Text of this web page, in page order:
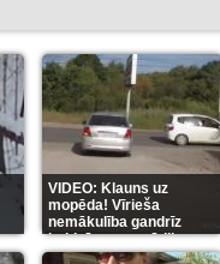
VIDEO: Klauns uz
mopēda! Vīrieša
nemākulība gandrīz
beidzās ar tragēdiju
(289)